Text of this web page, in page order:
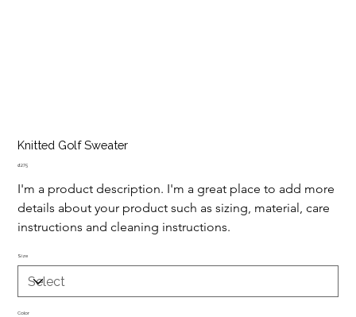
Knitted Golf Sweater
Price
₫ 275
I'm a product description. I'm a great place to add more
details about your product such as sizing, material, care
instructions and cleaning instructions.
Size
Color